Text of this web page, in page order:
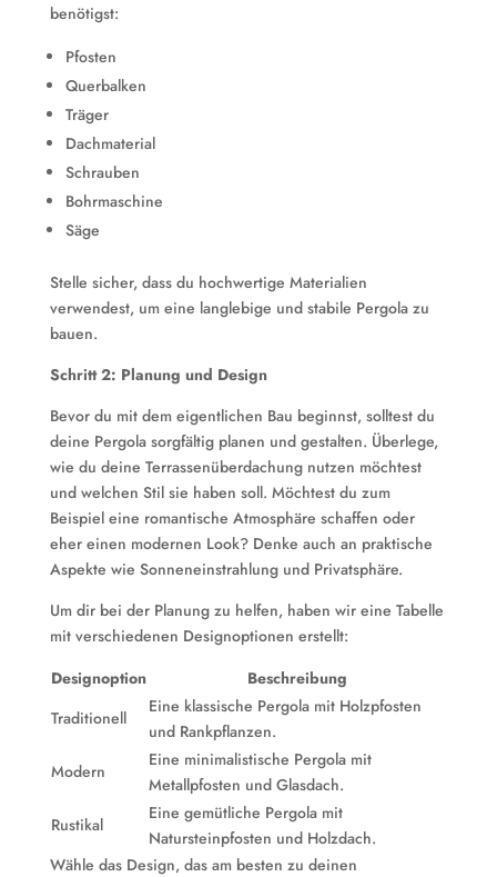
benötigst:
Pfosten
Querbalken
Träger
Dachmaterial
Schrauben
Bohrmaschine
Säge
Stelle sicher, dass du hochwertige Materialien
verwendest, um eine langlebige und stabile Pergola zu
bauen.
Schritt 2: Planung und Design
Bevor du mit dem eigentlichen Bau beginnst, solltest du
deine Pergola sorgfältig planen und gestalten. Überlege,
wie du deine Terrassenüberdachung nutzen möchtest
und welchen Stil sie haben soll. Möchtest du zum
Beispiel eine romantische Atmosphäre schaffen oder
eher einen modernen Look? Denke auch an praktische
Aspekte wie Sonneneinstrahlung und Privatsphäre.
Um dir bei der Planung zu helfen, haben wir eine Tabelle
mit verschiedenen Designoptionen erstellt:
Designoption
Beschreibung
Traditionell
Eine klassische Pergola mit Holzpfosten
und Rankpflanzen.
Modern
Eine minimalistische Pergola mit
Metallpfosten und Glasdach.
Rustikal
Eine gemütliche Pergola mit
Natursteinpfosten und Holzdach.
Wähle das Design, das am besten zu deinen